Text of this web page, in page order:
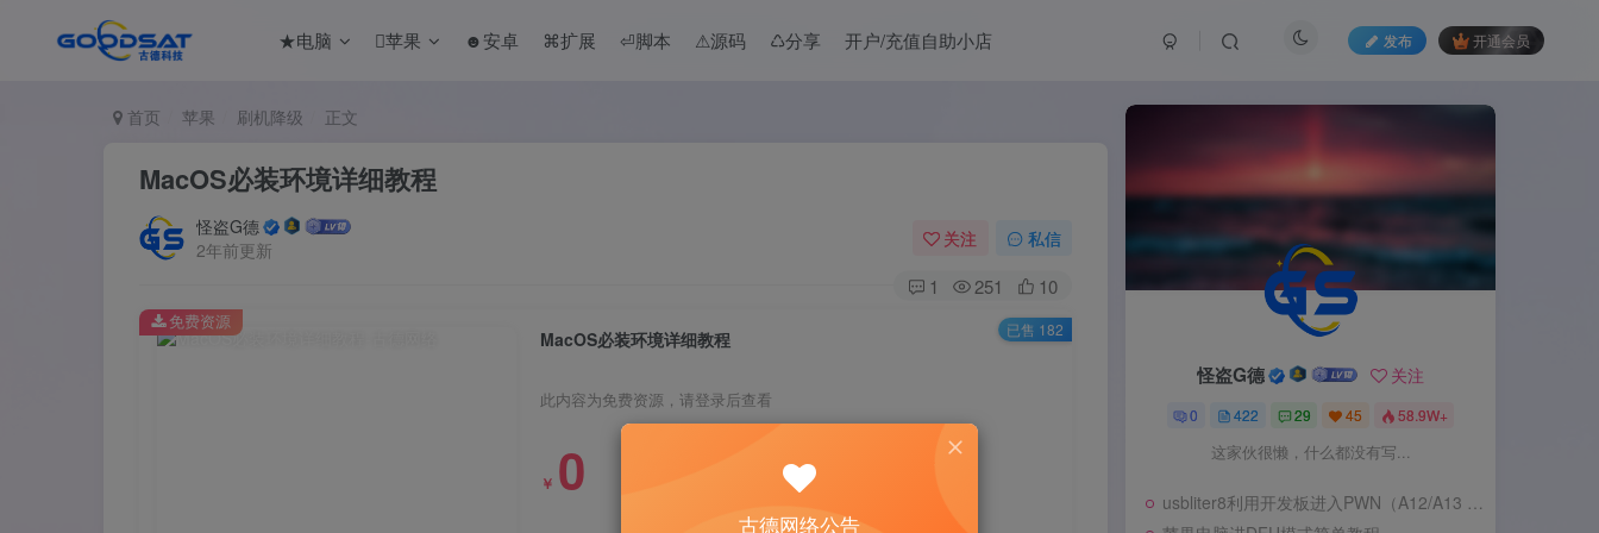
★电脑 苹果 ☻安卓 ⌘扩展 ⏎脚本 ⚠︎源码 ♺分享 开户/充值自助小店 发布 开通会员
首页 苹果 刷机降级 正文
MacOS必装环境详细教程
怪盗G德
2年前更新
关注 私信
1 251 10
MacOS必装环境详细教程
此内容为免费资源，请登录后查看
￥ 0
免费资源 已售 182
怪盗G德 关注
0 422 29 45 58.9W+
这家伙很懒，什么都没有写...
usbliter8利用开发板进入PWN（A12/A13 SecureROM 漏洞利用）
怪盗G德 关注
0 422 29 45 58.9W+
这家伙很懒，什么都没有写...
usbliter8利用开发板进入PWN（A12/A13 SecureROM 漏洞利用）
古德网络公告